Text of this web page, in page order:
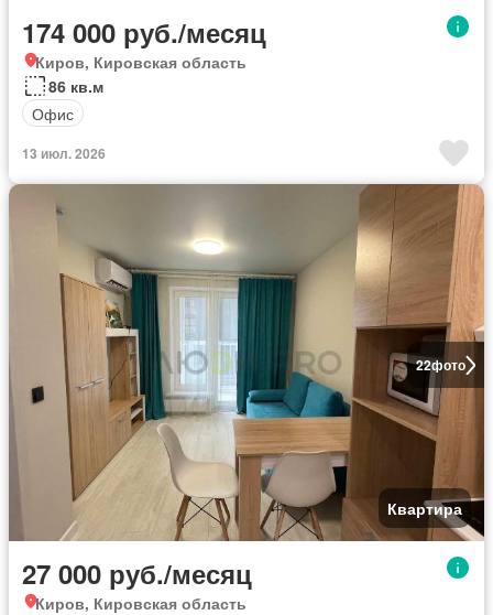
174 000 руб./месяц
Киров, Кировская область
86 кв.м
Офис
13 июл. 2026
22фото
Квартира
27 000 руб./месяц
Киров, Кировская область